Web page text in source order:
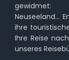
gewidmet:
Neuseeland…
ihre
Ihre Reise
unseres